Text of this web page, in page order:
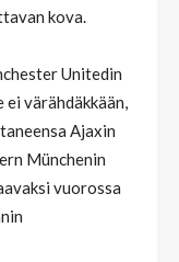
kova.
Unitedin
ei värähdäkkään,
Ajaxin
Münchenin
vuorossa